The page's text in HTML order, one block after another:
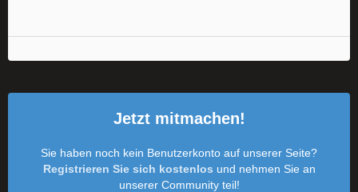
Jetzt mitmachen!
Sie haben noch kein Benutzerkonto auf unserer Seite?
Registrieren Sie sich kostenlos und nehmen Sie an
unserer Community teil!